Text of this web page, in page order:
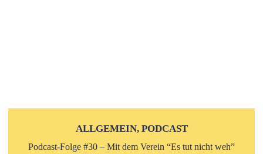
ALLGEMEIN, PODCAST
Podcast-Folge #30 – Mit dem Verein “Es tut nicht weh”